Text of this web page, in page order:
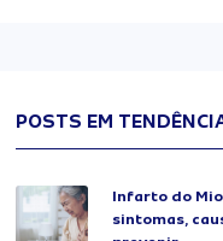
POSTS EM
Infarto do
sintomas,